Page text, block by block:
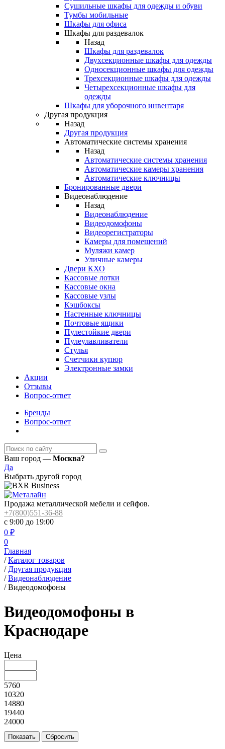
Сушильные шкафы для одежды и обуви
Тумбы мобильные
Шкафы для офиса
Шкафы для раздевалок
Назад
Шкафы для раздевалок
Двухсекционные шкафы для одежды
Односекционные шкафы для одежды
Трехсекционные шкафы для одежды
Четырехсекционные шкафы для
одежды
Шкафы для уборочного инвентаря
Другая продукция
Назад
Другая продукция
Автоматические системы хранения
Назад
Автоматические системы хранения
Автоматические камеры хранения
Автоматические ключницы
Бронированные двери
Видеонаблюдение
Назад
Видеонаблюдение
Видеодомофоны
Видеорегистраторы
Камеры для помещений
Муляжи камер
Уличные камеры
Двери КХО
Кассовые лотки
Кассовые окна
Кассовые узлы
Кэшбоксы
Настенные ключницы
Почтовые ящики
Пулестойкие двери
Пулеулавливатели
Стулья
Счетчики купюр
Электронные замки
Акции
Отзывы
Вопрос-ответ
Бренды
Вопрос-ответ
Ваш город — Москва?
Да
Выбрать другой город
Продажа металлической мебели и сейфов.
+7(800)551-36-88
с 9:00 до 19:00
0 ₽
0
Главная
/ Каталог товаров
/ Другая продукция
/ Видеонаблюдение
/ Видеодомофоны
Видеодомофоны в
Краснодаре
Цена
5760
10320
14880
19440
24000